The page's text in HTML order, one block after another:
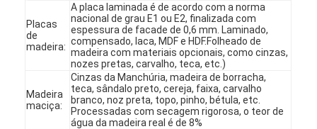
Placas
de
madeira:
A placa laminada é de acordo com a norma
nacional de grau E1 ou E2, finalizada com
espessura de facade de 0,6 mm. Laminado,
compensado, laca, MDF e HDF.Folheado de
madeira com materiais opcionais, como cinzas,
nozes pretas, carvalho, teca, etc.)
Madeira
maciça:
Cinzas da Manchúria, madeira de borracha,
teca, sândalo preto, cereja, faixa, carvalho
branco, noz preta, topo, pinho, bétula, etc.
Processadas com secagem rigorosa, o teor de
água da madeira real é de 8%